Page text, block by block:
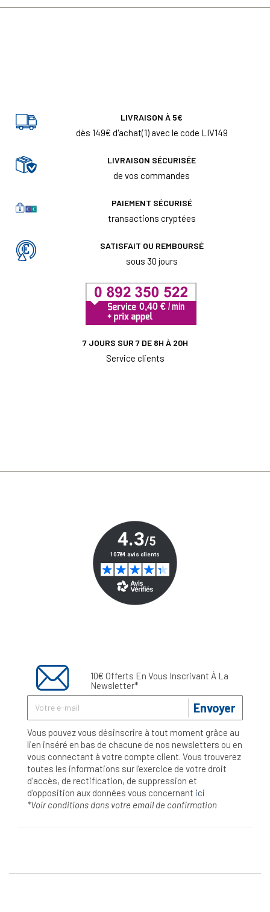
LIVRAISON À 5€
dès 149€ d'achat(1) avec le code LIV149
LIVRAISON SÉCURISÉE
de vos commandes
PAIEMENT SÉCURISÉ
transactions cryptées
SATISFAIT OU REMBOURSÉ
sous 30 jours
7 JOURS SUR 7 DE 8H À 20H
Service clients
10€ Offerts En Vous Inscrivant À La
Newsletter*
Envoyer
Vous pouvez vous désinscrire à tout moment grâce au
lien inséré en bas de chacune de nos newsletters ou en
vous connectant à votre compte client. Vous trouverez
toutes les informations sur l’exercice de votre droit
d'accès, de rectification, de suppression et
d'opposition aux données vous concernant ici
*Voir conditions dans votre email de confirmation